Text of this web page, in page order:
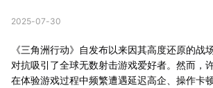
2025-07-30
《三角洲行动》自发布以来因其高度还原的战
对抗吸引了全球无数射击游戏爱好者。然而，
在体验游戏过程中频繁遭遇延迟高企、操作卡